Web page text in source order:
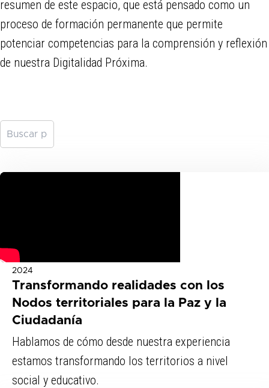
resumen de este espacio, que está pensado como un
proceso de formación permanente que permite
potenciar competencias para la comprensión y reflexión
de nuestra Digitalidad Próxima.
2024
Transformando realidades con los
Nodos territoriales para la Paz y la
Ciudadanía
Hablamos de cómo desde nuestra experiencia
estamos transformando los territorios a nivel
social y educativo.